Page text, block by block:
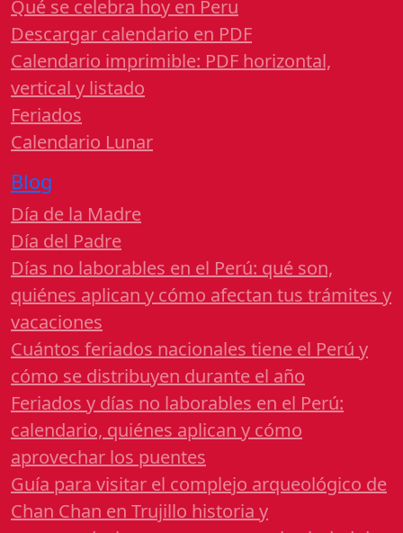
Qué se celebra hoy en Peru
Descargar calendario en PDF
Calendario imprimible: PDF horizontal,
vertical y listado
Feriados
Calendario Lunar
Blog
Día de la Madre
Día del Padre
Días no laborables en el Perú: qué son,
quiénes aplican y cómo afectan tus trámites y
vacaciones
Cuántos feriados nacionales tiene el Perú y
cómo se distribuyen durante el año
Feriados y días no laborables en el Perú:
calendario, quiénes aplican y cómo
aprovechar los puentes
Guía para visitar el complejo arqueológico de
Chan Chan en Trujillo historia y